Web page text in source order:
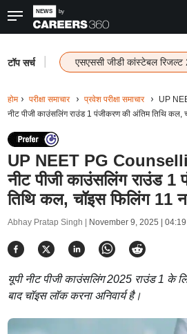
टॉप सर्च एसएससी जीडी कांस्टेबल रिजल्ट
होम परीक्षा समाचार प्रवेश परीक्षा समाचार
UP
नीट पीजी काउंसलिंग राउंड 1 पंजीकरण की अंतिम तिथि कल,
UP NEET PG
नीट पीजी काउंसलिंग राउंड 1
तिथि कल, चॉइस फिलिंग 11
Abhay Pratap Singh | November 9, 2025 |
यूपी नीट पीजी काउंसलिंग 2025 राउंड 1 के
बाद चॉइस लॉक करना अनिवार्य है।